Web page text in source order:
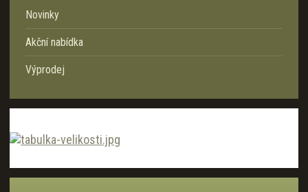
Novinky
Akční nabídka
Výprodej